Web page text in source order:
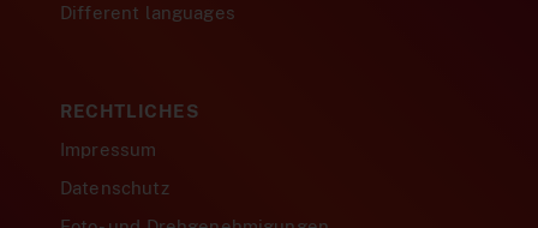
Different languages
RECHTLICHES
Impressum
Datenschutz